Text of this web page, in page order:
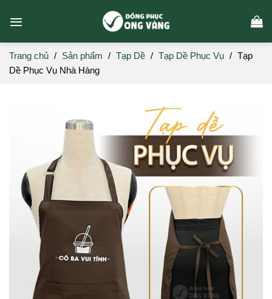
Trang chủ / Sản phẩm / Tạp Dề / Tạp Dề Phục Vụ / Tạp
Dề Phục Vụ Nhà Hàng